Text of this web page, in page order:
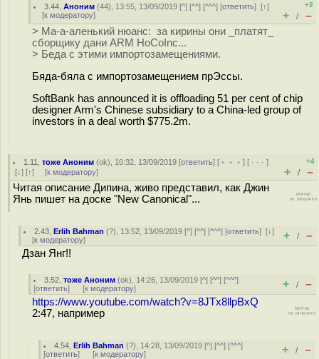
3.44 ,Аноним (44), 13:55, 13/09/2019 [^] [^^] [^^^] [ответить][↑]
[к модератору]
+2
+ / –
> Ма-а-аленький нюанс: за кирины они _платят_
сборщику дани ARM HoCoInc...
> Беда с этими импортозамещениями.
Бяда-бяла с импортозамещением прЭссы.
SoftBank has announced it is offloading 51 per cent of chip
designer Arm's Chinese subsidiary to a China-led group of
investors in a deal worth $775.2m.
1.11 ,тоже Аноним (ok), 10:32, 13/09/2019 [ответить] [ ﹢﹢﹢] [ · · ·]
[↓] [↑] [к модератору]
+4
+ / –
Читая описание Дипина, живо представил, как Джин
Янь пишет на доске "New Canonical"...
2.43 ,Erlih Bahman (?), 13:52, 13/09/2019 [^] [^^] [^^^] [ответить][↓]
[к модератору] + / –
Дзан Янг!!
3.52 ,тоже Аноним (ok), 14:26, 13/09/2019 [^] [^^] [^^^]
[ответить] [к модератору] + / –
https://www.youtube.com/watch?v=8JTx8llpBxQ
2:47, например
4.54 ,Erlih Bahman (?), 14:28, 13/09/2019 [^] [^^] [^^^]
[ответить] [к модератору] + / –